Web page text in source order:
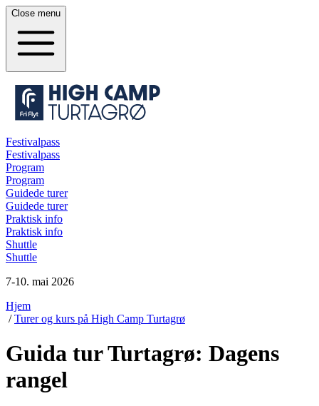
Close menu
Festivalpass
Festivalpass
Program
Program
Guidede turer
Guidede turer
Praktisk info
Praktisk info
Shuttle
Shuttle
7-10. mai 2026
Hjem
/ Turer og kurs på High Camp Turtagrø
Guida tur Turtagrø: Dagens
rangel